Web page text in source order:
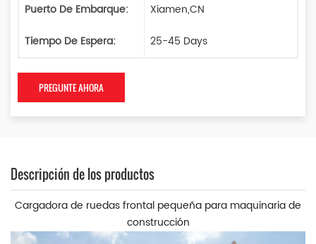
Puerto De Embarque:
Xiamen,CN
Tiempo De Espera:
25-45 Days
PREGUNTE AHORA
Descripción de los productos
Cargadora de ruedas frontal pequeña para maquinaria de
construcción